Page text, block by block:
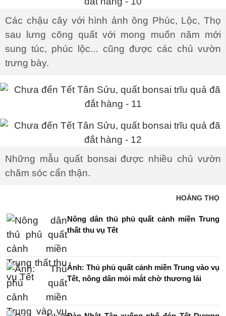
Các chậu cây với hình ảnh ông Phúc, Lộc, Thọ
sau lưng cõng quất với mong muốn năm mới
sung túc, phúc lộc... cũng được các chủ vườn
trưng bày.
Những mẫu quất bonsai được nhiều chủ vườn
chăm sóc cẩn thận.
HOÀNG THỌ
Nông dân thủ phủ quất cảnh miền Trung
thất thu vụ Tết
Ảnh: Thủ phủ quất cảnh miền Trung vào vụ
Tết, nông dân mỏi mắt chờ thương lái